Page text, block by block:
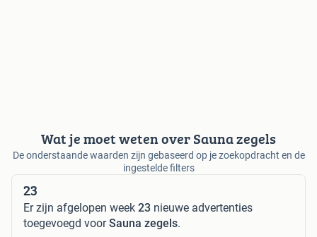
Wat je moet weten over Sauna zegels
De onderstaande waarden zijn gebaseerd op je zoekopdracht en de
ingestelde filters
23
Er zijn afgelopen week 23 nieuwe advertenties
toegevoegd voorSauna zegels.